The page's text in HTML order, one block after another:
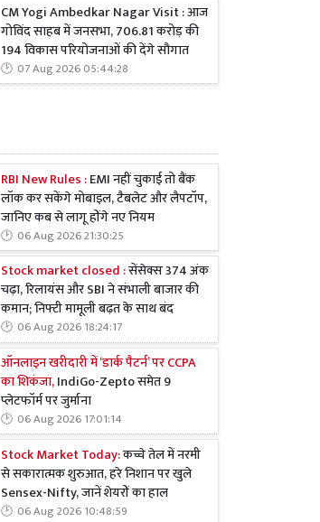
CM Yogi Ambedkar Nagar Visit : आज
गोविंद साहब में जनसभा, 706.81 करोड़ की
194 विकास परियोजनाओं की देंगे सौगात
07 Aug 2026 05:44:28
RBI New Rules :EMI नहीं चुकाई तो बैंक
लॉक कर सकेंगे मोबाइल, टैबलेट और लैपटॉप,
जानिए कब से लागू होंगे नए नियम
06 Aug 2026 21:30:25
Stock market closed :सेंसेक्स 374 अंक
चढ़ा, रिलायंस और SBI ने संभाली बाजार की
कमान; निफ्टी मामूली बढ़त के साथ बंद
06 Aug 2026 18:24:17
ऑनलाइन खरीदारी में ‘डार्क पैटर्न’ पर CCPA
का शिकंजा,IndiGo-Zepto समेत 9
प्लेटफॉर्म पर जुर्माना
06 Aug 2026 17:01:14
Stock Market Today:कच्चे तेल में नरमी
से सकारात्मक शुरुआत, हरे निशान पर खुले
Sensex-Nifty, जानें शेयरों का हाल
06 Aug 2026 10:48:59